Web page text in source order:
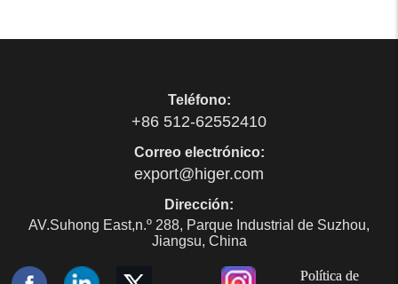
Teléfono:
+86 512-62552410
Correo electrónico:
export@higer.com
Dirección:
AV.Suhong East,n.º 288, Parque Industrial de Suzhou,
Jiangsu, China
Política de